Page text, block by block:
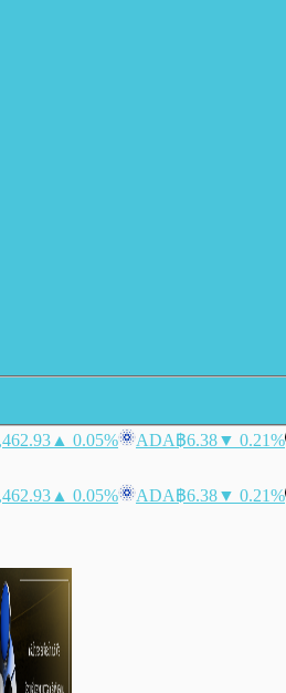
▲ 0.05% ADA฿6.38▼ 0.21%
▲ 0.05% ADA฿6.38▼ 0.21%